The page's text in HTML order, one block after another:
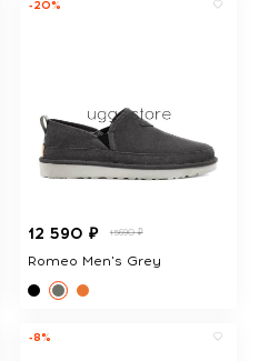
-20%
12 590 ₽ 15690 ₽
Romeo Men's Grey
-8%